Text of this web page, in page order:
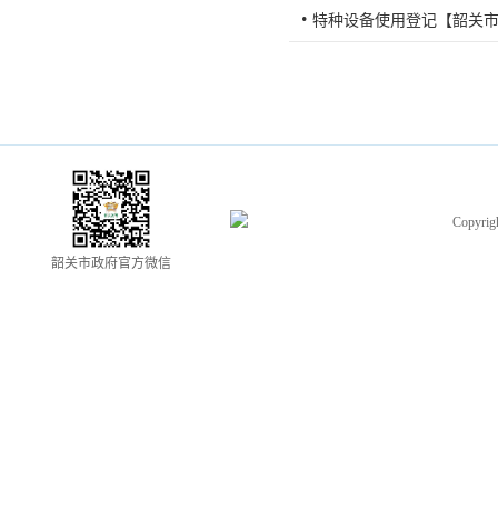
韶关市政府官方微信